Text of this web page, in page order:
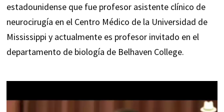
estadounidense que fue profesor asistente clínico de
neurocirugía en el Centro Médico de la Universidad de
Mississippi y actualmente es profesor invitado en el
departamento de biología de Belhaven College.